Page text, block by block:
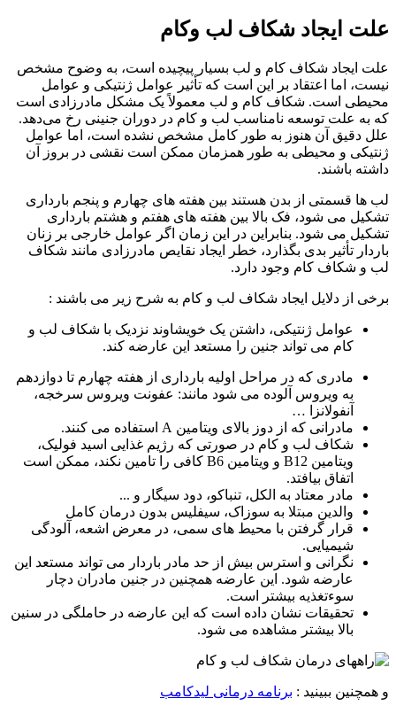
علت ایجاد شکاف لب وکام
علت ایجاد شکاف کام و لب بسیار پیچیده است، به وضوح مشخص
نیست، اما اعتقاد بر این است که تأثیر عوامل ژنتیکی و عوامل
محیطی است. شکاف کام و لب معمولاً یک مشکل مادرزادی است
که به علت توسعه نامناسب لب و کام در دوران جنینی رخ می‌دهد.
علل دقیق آن هنوز به طور کامل مشخص نشده است، اما عوامل
ژنتیکی و محیطی به طور همزمان ممکن است نقشی در بروز آن
داشته باشند.
لب ها قسمتی از بدن هستند بین هفته های چهارم و پنجم بارداری
تشکیل می شود، فک بالا بین هفته های هفتم و هشتم بارداری
تشکیل می شود. بنابراین در این زمان اگر عوامل خارجی بر زنان
باردار تأثیر بدی بگذارد، خطر ایجاد نقایص مادرزادی مانند شکاف
لب و شکاف کام وجود دارد.
برخی از دلایل ایجاد شکاف لب و کام به شرح زیر می باشند :
عوامل ژنتیکی، داشتن یک خویشاوند نزدیک با شکاف لب و
کام می تواند جنین را مستعد این عارضه کند.
مادری که در مراحل اولیه بارداری از هفته چهارم تا دوازدهم
به ویروس آلوده می شود مانند: عفونت ویروس سرخجه،
آنفولانزا …
مادرانی که از دوز بالای ویتامین A استفاده می کنند.
شکاف لب و کام در صورتی که رژیم غذایی اسید فولیک،
ویتامین B12 و ویتامین B6 کافی را تامین نکند، ممکن است
اتفاق بیافتد.
مادر معتاد به الکل، تنباکو، دود سیگار و ...
والدین مبتلا به سوزاک، سیفلیس بدون درمان کامل
قرار گرفتن با محیط های سمی، در معرض اشعه، آلودگی
شیمیایی.
نگرانی و استرس بیش از حد مادر باردار می تواند مستعد این
عارضه شود. این عارضه همچنین در جنین مادران دچار
سوءتغذیه بیشتر است.
تحقیقات نشان داده است که این عارضه در حاملگی در سنین
بالا بیشتر مشاهده می شود.
و همچنین ببینید : برنامه درمانی لیدکامب